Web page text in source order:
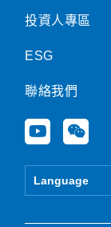
投資人專區
ESG
聯絡我們
Y
o
u
e
W
e
x
i
Language